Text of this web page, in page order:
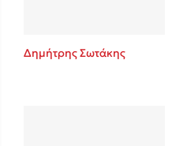
Δημήτρης Σωτάκης